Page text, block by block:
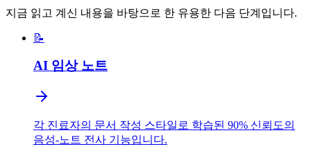
지금 읽고 계신 내용을 바탕으로 한 유용한 다음 단계입니다.
📝
AI 임상 노트
각 진료자의 문서 작성 스타일로 학습된 90% 신뢰도의
음성-노트 전사 기능입니다.